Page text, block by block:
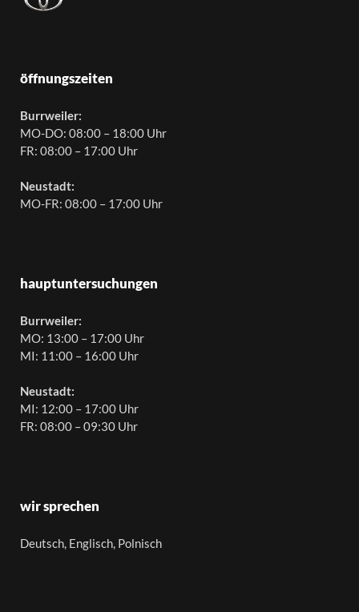
öffnungszeiten
Burrweiler:
MO-DO: 08:00 – 18:00 Uhr
FR: 08:00 – 17:00 Uhr
Neustadt:
MO-FR: 08:00 – 17:00 Uhr
hauptuntersuchungen
Burrweiler:
MO: 13:00 – 17:00 Uhr
MI: 11:00 – 16:00 Uhr
Neustadt:
MI: 12:00 – 17:00 Uhr
FR: 08:00 – 09:30 Uhr
wir sprechen
Deutsch, Englisch, Polnisch